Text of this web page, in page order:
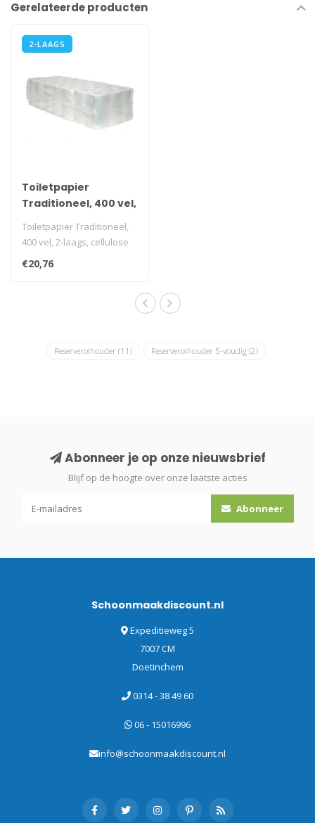
Gerelateerde producten
2-LAAGS
Toiletpapier
Traditioneel, 400 vel,
wit, 40 rollen
Toiletpapier Traditioneel,
400 vel, 2-laags, cellulose
wit
i.v.m. transportkost..
€20,76
Reserverolhouder (11) Reserverolhouder 5-voudig (2)
Abonneer je op onze nieuwsbrief
Blijf op de hoogte over onze laatste acties
Abonneer
Schoonmaakdiscount.nl
Expeditieweg 5
7007 CM
Doetinchem
0314 - 38 49 60
06 - 15016996
info@schoonmaakdiscount.nl